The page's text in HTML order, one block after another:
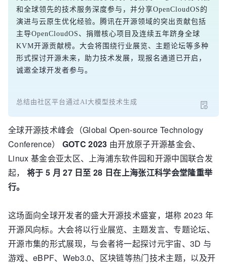
和全球领先的技术服务深度参与，并分享OpenCloudOS的
演进与云原生优化经验。腾讯在开源领域的突出贡献包括
主导OpenCloudOS、捐赠核心项目及连续五年跻身全球
KVM开源贡献榜。大会将围绕行业展览、主题论坛等多种
形式探讨开源未来，助力技术发展，现报名通道已开启，
诚邀全球开发者参与。
总结由社区平台通过AI大模型技术生成
全球开源技术峰会（Global Open-source Technology
Conference） GOTC 2023 由开放原子开源基金会、
Linux 基金会亚太区、上海浦东软件园和开源中国联合发
起， 将于 5 月 27 日至 28 日在上海张江科学会堂隆重举
行。
这场面向全球开发者的盛大开源技术盛宴，堪称 2023 年
开源风向标。大会将以行业展览、主题发言、专题论坛、
开源市集的形式展现，与会者将一起探讨元宇宙、3D 与
游戏、eBPF、Web3.0、区块链等热门技术主题，以及开